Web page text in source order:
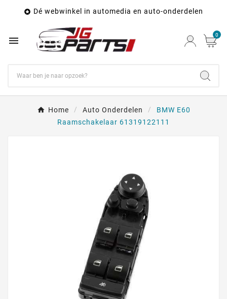
 Dé webwinkel in automedia en auto-onderdelen
 0
Home Auto Onderdelen
BMW E60
Raamschakelaar 61319122111